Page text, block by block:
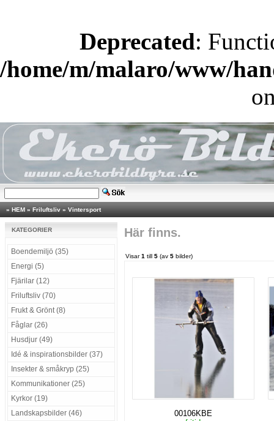
Deprecated:
/home/m/malaro/www/
» HEM » Friluftsliv » Vintersport
KATEGORIER
Boendemiljö (35)
Energi (5)
Fjärilar (12)
Friluftsliv (70)
Frukt & Grönt (8)
Fåglar (26)
Husdjur (49)
Idé & inspirationsbilder (37)
Insekter & småkryp (25)
Kommunikationer (25)
Kyrkor (19)
Landskapsbilder (46)
Här finns.
Visar1 till 5 (av 5 bilder)
00106KBE